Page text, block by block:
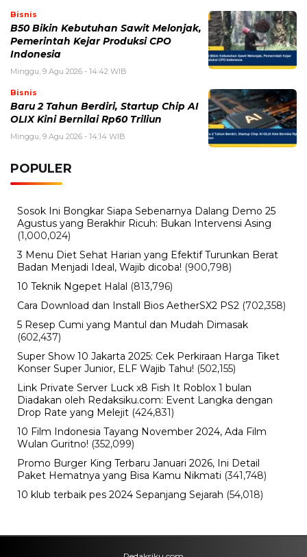
Deadline Refund Lewat, Jaminan Tampia Tour ke
UMKO Kini Dipertanyakan
Diringkus, Kerugian Rp80 Juta
Sabtu, 8 Agustus 2026 - 16:49 WIB
Babah Alun Borong 61 Land Cruiser FJ Sekaligus,
Sabtu, 8 Agustus 2026 - 14:50 WIB
BERITA TERBARU
Viral
Nama Febrio Adiono Muncul dalam
Status Sebenarnya
Minggu, 9 Agu 2026 - 15:15 WIB
Persebaya Juara, Rachmat Irianto
Tak Ikut Pesta dan Kirim Pesan Haru
untuk Mendiang Ayah
Minggu, 9 Agu 2026 - 15:08 WIB
Viral
Deadline Refund Lewat, Jaminan
Dipertanyakan
Minggu, 9 Agu 2026 - 14:57 WIB